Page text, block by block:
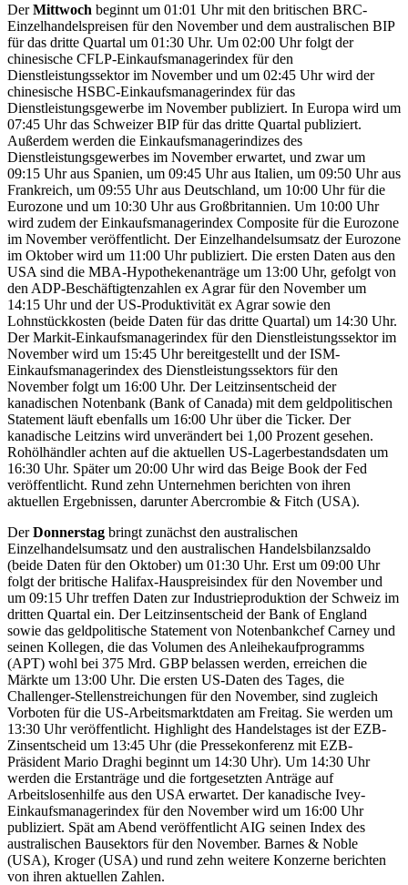
DerMittwoch beginnt um 01:01 Uhr mit den britischen BRC-
Einzelhandelspreisen für den November und dem australischen BIP
für das dritte Quartal um 01:30 Uhr. Um 02:00 Uhr folgt der
chinesische CFLP-Einkaufsmanagerindex für den
Dienstleistungssektor im November und um 02:45 Uhr wird der
chinesische HSBC-Einkaufsmanagerindex für das
Dienstleistungsgewerbe im November publiziert. In Europa wird um
07:45 Uhr das Schweizer BIP für das dritte Quartal publiziert.
Außerdem werden die Einkaufsmanagerindizes des
Dienstleistungsgewerbes im November erwartet, und zwar um
09:15 Uhr aus Spanien, um 09:45 Uhr aus Italien, um 09:50 Uhr aus
Frankreich, um 09:55 Uhr aus Deutschland, um 10:00 Uhr für die
Eurozone und um 10:30 Uhr aus Großbritannien. Um 10:00 Uhr
wird zudem der Einkaufsmanagerindex Composite für die Eurozone
im November veröffentlicht. Der Einzelhandelsumsatz der Eurozone
im Oktober wird um 11:00 Uhr publiziert. Die ersten Daten aus den
USA sind die MBA-Hypothekenanträge um 13:00 Uhr, gefolgt von
den ADP-Beschäftigtenzahlen ex Agrar für den November um
14:15 Uhr und der US-Produktivität ex Agrar sowie den
Lohnstückkosten (beide Daten für das dritte Quartal) um 14:30 Uhr.
Der Markit-Einkaufsmanagerindex für den Dienstleistungssektor im
November wird um 15:45 Uhr bereitgestellt und der ISM-
Einkaufsmanagerindex des Dienstleistungssektors für den
November folgt um 16:00 Uhr. Der Leitzinsentscheid der
kanadischen Notenbank (Bank of Canada) mit dem geldpolitischen
Statement läuft ebenfalls um 16:00 Uhr über die Ticker. Der
kanadische Leitzins wird unverändert bei 1,00 Prozent gesehen.
Rohölhändler achten auf die aktuellen US-Lagerbestandsdaten um
16:30 Uhr. Später um 20:00 Uhr wird das Beige Book der Fed
veröffentlicht. Rund zehn Unternehmen berichten von ihren
aktuellen Ergebnissen, darunter Abercrombie & Fitch (USA).
DerDonnerstag bringt zunächst den australischen
Einzelhandelsumsatz und den australischen Handelsbilanzsaldo
(beide Daten für den Oktober) um 01:30 Uhr. Erst um 09:00 Uhr
folgt der britische Halifax-Hauspreisindex für den November und
um 09:15 Uhr treffen Daten zur Industrieproduktion der Schweiz im
dritten Quartal ein. Der Leitzinsentscheid der Bank of England
sowie das geldpolitische Statement von Notenbankchef Carney und
seinen Kollegen, die das Volumen des Anleihekaufprogramms
(APT) wohl bei 375 Mrd. GBP belassen werden, erreichen die
Märkte um 13:00 Uhr. Die ersten US-Daten des Tages, die
Challenger-Stellenstreichungen für den November, sind zugleich
Vorboten für die US-Arbeitsmarktdaten am Freitag. Sie werden um
13:30 Uhr veröffentlicht. Highlight des Handelstages ist der EZB-
Zinsentscheid um 13:45 Uhr (die Pressekonferenz mit EZB-
Präsident Mario Draghi beginnt um 14:30 Uhr). Um 14:30 Uhr
werden die Erstanträge und die fortgesetzten Anträge auf
Arbeitslosenhilfe aus den USA erwartet. Der kanadische Ivey-
Einkaufsmanagerindex für den November wird um 16:00 Uhr
publiziert. Spät am Abend veröffentlicht AIG seinen Index des
australischen Bausektors für den November. Barnes & Noble
(USA), Kroger (USA) und rund zehn weitere Konzerne berichten
von ihren aktuellen Zahlen.